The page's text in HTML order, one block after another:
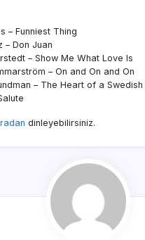
– Funniest Thing
– Don Juan
– Show Me What Love Is
– On and On and On
– The Heart of a
dinleyebilirsiniz.